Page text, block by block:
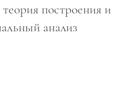
построения и
анализ